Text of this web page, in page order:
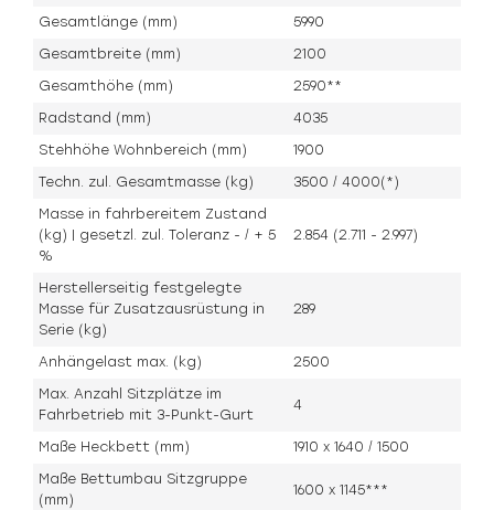
Gesamtlänge (mm) 5990
Gesamtbreite (mm) 2100
Gesamthöhe (mm) 2590**
Radstand (mm) 4035
Stehhöhe Wohnbereich (mm) 1900
Techn. zul. Gesamtmasse (kg) 3500 / 4000(*)
Masse in fahrbereitem Zustand
(kg) | gesetzl. zul. Toleranz - / + 5
%
2.854 (2.711 - 2.997)
Herstellerseitig festgelegte
Masse für Zusatzausrüstung in
Serie (kg)
289
Anhängelast max. (kg) 2500
Max. Anzahl Sitzplätze im
Fahrbetrieb mit 3-Punkt-Gurt
4
Maße Heckbett (mm) 1910 x 1640 / 1500
Maße Bettumbau Sitzgruppe
(mm)
1600 x 1145***